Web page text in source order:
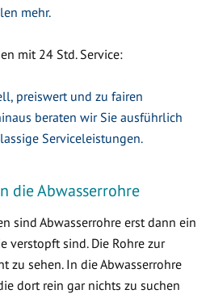
mehr.
mit 24 Std. Service:
preiswert und zu fairen
beraten wir Sie ausführlich
Serviceleistungen.
die Abwasserrohre
sind Abwasserrohre erst dann ein
verstopft sind. Die Rohre zur
zu sehen. In die Abwasserrohre
dort rein gar nichts zu suchen